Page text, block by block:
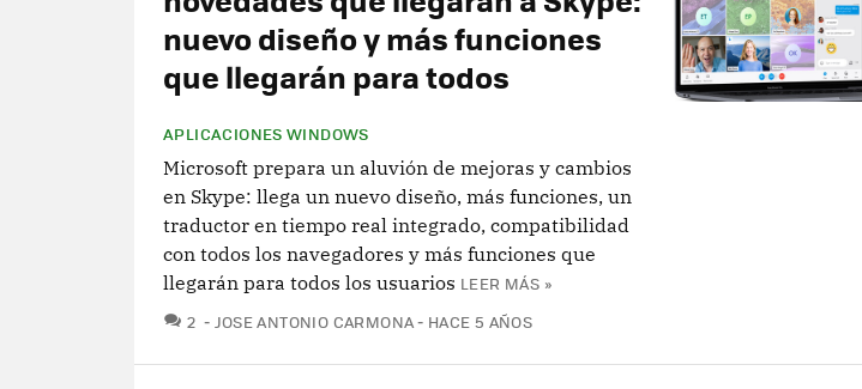
nuevo diseño y más funciones
que llegarán para todos
APLICACIONES WINDOWS
Microsoft prepara un aluvión de mejoras y cambios
en Skype: llega un nuevo diseño, más funciones, un
traductor en tiempo real integrado, compatibilidad
con todos los navegadores y más funciones que
llegarán para todos los usuarios LEER MÁS »
2 COMENTARIOS
JOSE ANTONIO CARMONA HACE 5 AÑOS